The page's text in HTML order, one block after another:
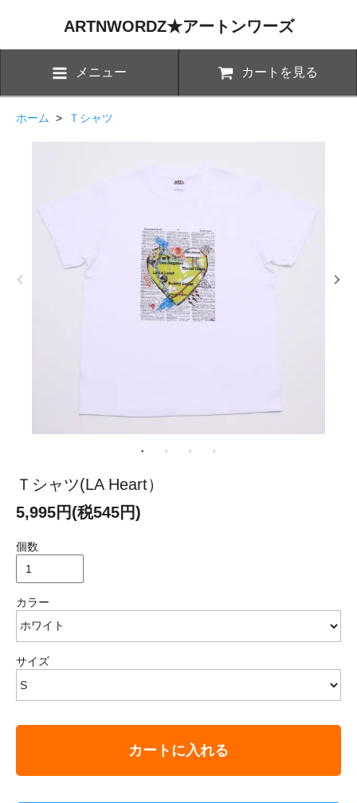
ARTNWORDZ★アートンワーズ
メニュー カートを見る
ホーム > Ｔシャツ
Ｔシャツ(LA Heart）
5,995円(税545円)
個数
カラー
サイズ
カートに入れる